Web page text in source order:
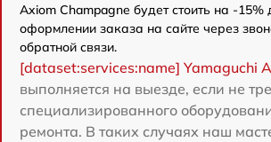
Axiom Champagne будет стоить на -
оформлении заказа на сайте через
обратной связи.
[dataset:services:name] Yamaguchi
выполняется на выезде, если не
специализированного
ремонта. В таких случаях наш